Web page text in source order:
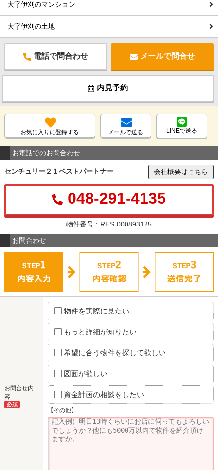
大字伊刈のマンション
大字伊刈の土地
電話で問合わせ メールで問合せ
内見予約
お気に入りに登録する メールで送る LINEで送る
お電話でのお問合わせ
センチュリー２１ベストパートナー 会社概要はこちら
048-291-4135
物件番号：RHS-000893125
お問合わせ
お問合せ内
容
必須
物件を実際に見たい
もっと詳細が知りたい
希望に合う物件を探して欲しい
図面が欲しい
資金計画の相談をしたい
【その他】